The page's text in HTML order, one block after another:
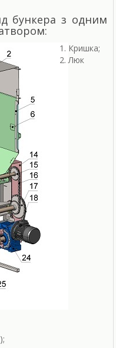
бункера з одним
Кришка;
Люк